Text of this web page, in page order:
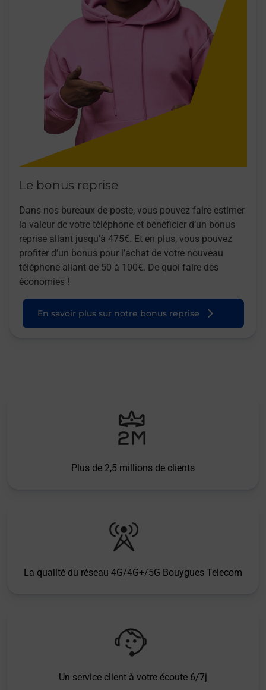
Le bonus reprise
Dans nos bureaux de poste, vous pouvez faire estimer
la valeur de votre téléphone et bénéficier d’un bonus
reprise allant jusqu’à 475€. Et en plus, vous pouvez
profiter d’un bonus pour l’achat de votre nouveau
téléphone allant de 50 à 100€. De quoi faire des
économies !
En savoir plus sur notre bonus reprise
Plus de 2,5 millions de clients
La qualité du réseau 4G/4G+/5G Bouygues Telecom
Un service client à votre écoute 6/7j